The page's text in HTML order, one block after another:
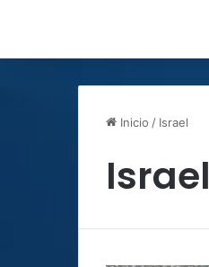
Inicio / Israel
Israel